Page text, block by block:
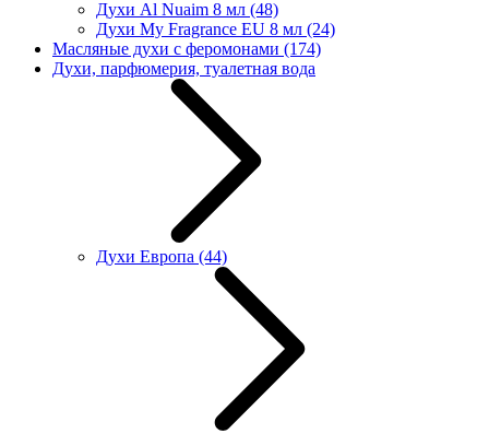
Духи Al Nuaim 8 мл (48)
Духи My Fragrance EU 8 мл (24)
Масляные духи с феромонами (174)
Духи, парфюмерия, туалетная вода
Духи Европа (44)